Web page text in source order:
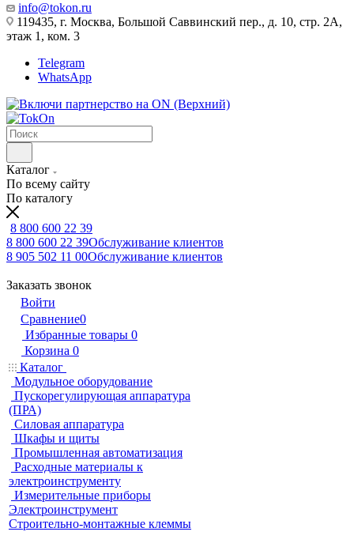
info@tokon.ru
119435, г. Москва, Большой Саввинский пер., д. 10, стр. 2А,
этаж 1, ком. 3
Telegram
WhatsApp
Каталог
По всему сайту
По каталогу
8 800 600 22 39
8 800 600 22 39Обслуживание клиентов
8 905 502 11 00Обслуживание клиентов
Заказать звонок
Войти
Сравнение0
Избранные товары 0
Корзина 0
Каталог
Модульное оборудование
Пускорегулирующая аппаратура
(ПРА)
Силовая аппаратура
Шкафы и щиты
Промышленная автоматизация
Расходные материалы к
электроинструменту
Измерительные приборы
Электроинструмент
Строительно-монтажные клеммы